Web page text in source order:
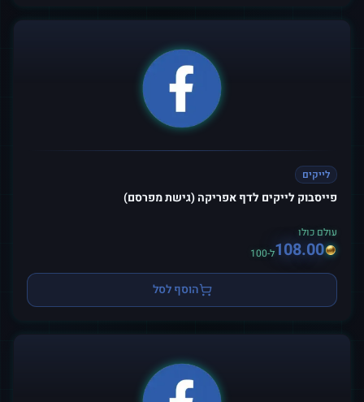
לייקים
פייסבוק לייקים לדף אפריקה (גישת מפרסם)
עולם כולו
108.00ל-100
הוסף לסל